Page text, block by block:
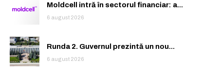
Moldcell intră în sectorul financiar: a...
6 august 2026
Runda 2. Guvernul prezintă un nou...
6 august 2026